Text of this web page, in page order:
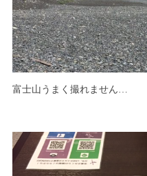
富士山うまく撮れません…